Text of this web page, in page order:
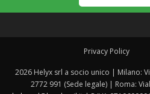
Privacy Policy
2026 Helyx srl a socio unico | Milano:
2772 991 (Sede legale) | Roma: